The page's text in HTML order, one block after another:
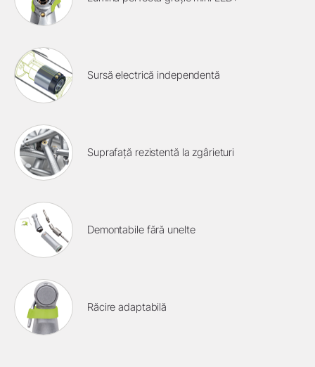
Sursă electrică independentă
Suprafață rezistentă la zgârieturi
Demontabile fără unelte
Răcire adaptabilă